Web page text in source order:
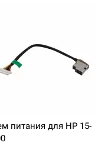
питания для HP 15-